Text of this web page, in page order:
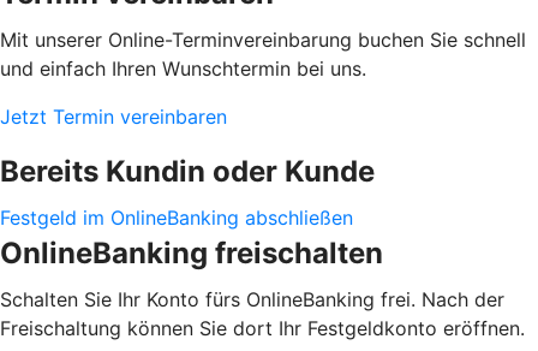
Mit unserer Online-Terminvereinbarung buchen Sie schnell
und einfach Ihren Wunschtermin bei uns.
Jetzt Termin vereinbaren
Bereits Kundin oder Kunde
Festgeld im OnlineBanking abschließen
OnlineBanking freischalten
Schalten Sie Ihr Konto fürs OnlineBanking frei. Nach der
Freischaltung können Sie dort Ihr Festgeldkonto eröffnen.